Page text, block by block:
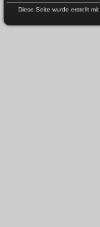
Diese Seite wurde erstellt mit